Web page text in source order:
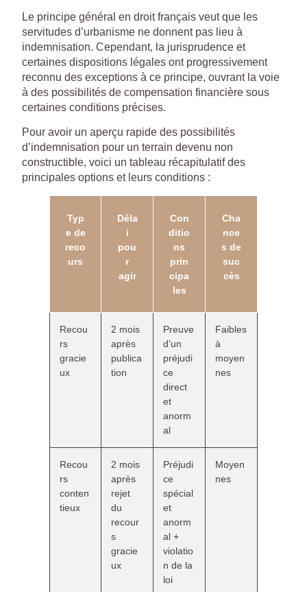
Le principe général en droit français veut que les
servitudes d’urbanisme ne donnent pas lieu à
indemnisation. Cependant, la jurisprudence et
certaines dispositions légales ont progressivement
reconnu des exceptions à ce principe, ouvrant la voie
à des possibilités de compensation financière sous
certaines conditions précises.
Pour avoir un aperçu rapide des possibilités
d’indemnisation pour un terrain devenu non
constructible, voici un tableau récapitulatif des
principales options et leurs conditions :
Typ
e de
reco
urs
Déla
i
pou
r
agir
Con
ditio
ns
prin
cipa
les
Cha
nce
s de
suc
cès
Recou
rs
gracie
ux
2 mois
après
publica
tion
Preuve
d’un
préjudi
ce
direct
et
anorm
al
Faibles
à
moyen
nes
Recou
rs
conten
tieux
2 mois
après
rejet
du
recour
s
gracie
ux
Préjudi
ce
spécial
et
anorm
al +
violatio
n de la
loi
Moyen
nes